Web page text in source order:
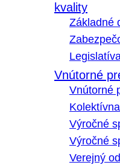
kvality
Základné
Vnútorné
Vnútorné
Výročné
Výročné
Verejný